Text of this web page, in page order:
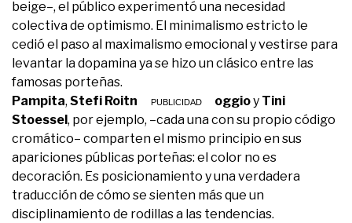
beige–, el público experimentó una necesidad
colectiva de optimismo. El minimalismo estricto le
cedió el paso al maximalismo emocional y vestirse para
levantar la dopamina ya se hizo un clásico entre las
famosas porteñas.
Pampita, Stefi Roitman,Julieta Poggioy Tini
Stoessel , por ejemplo, –cada una con su propio código
cromático– comparten el mismo principio en sus
apariciones públicas porteñas: el color no es
decoración. Es posicionamiento y una verdadera
traducción de cómo se sienten más que un
disciplinamiento de rodillas a las tendencias.